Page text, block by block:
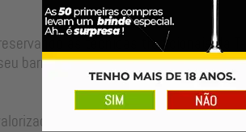
as técnicas tradicionais da
barril para um longo período de uso.
no ajuste perfeito de cada